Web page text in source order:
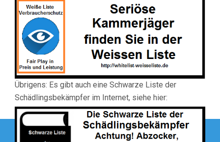
Übrigens: Es gibt auch eine Schwarze Liste der
Schädlingsbekämpfer im Internet, siehe hier:
Beitragsnavigation